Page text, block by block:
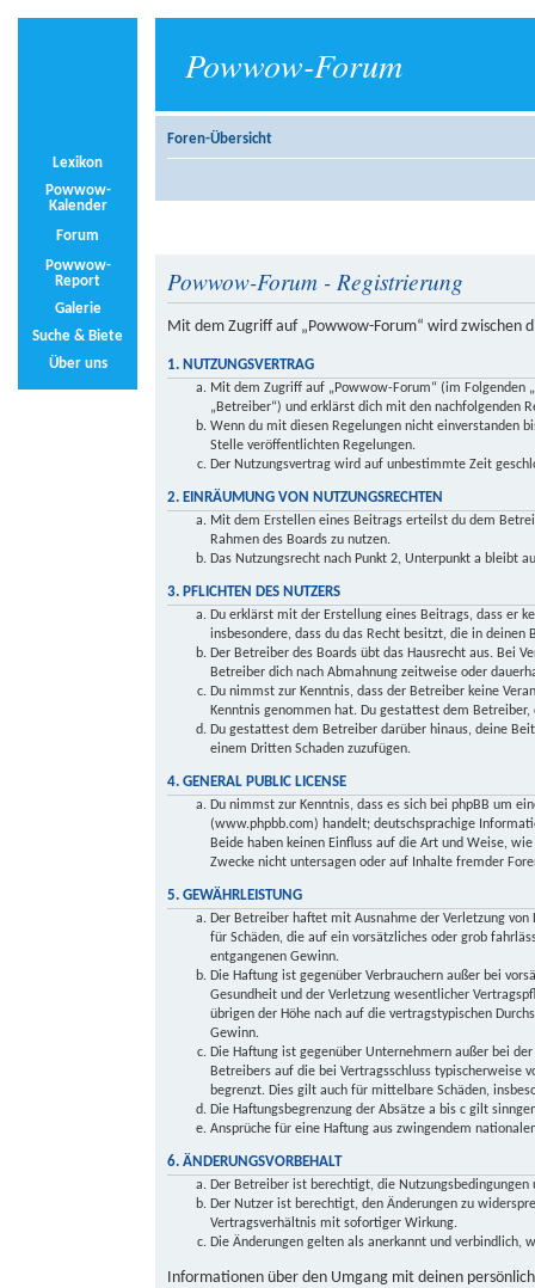
Powwow-Forum
Lexikon
Powwow-
Kalender
Forum
Powwow-
Report
Galerie
Suche & Biete
Über uns
Foren-Übersicht
Powwow-Forum - Registrierung
Mit dem Zugriff auf „Powwow-Forum“ wird zwischen
1. NUTZUNGSVERTRAG
Mit dem Zugriff auf „Powwow-Forum“ (im Folgenden
„Betreiber“) und erklärst dich mit den nachfolgenden
Wenn du mit diesen Regelungen nicht einverstanden
Stelle veröffentlichten Regelungen.
Der Nutzungsvertrag wird auf unbestimmte Zeit
2. EINRÄUMUNG VON NUTZUNGSRECHTEN
Mit dem Erstellen eines Beitrags erteilst du dem
Rahmen des Boards zu nutzen.
Das Nutzungsrecht nach Punkt 2, Unterpunkt a bleibt
3. PFLICHTEN DES NUTZERS
Du erklärst mit der Erstellung eines Beitrags, dass er
insbesondere, dass du das Recht besitzt, die in
Der Betreiber des Boards übt das Hausrecht aus. Bei
Betreiber dich nach Abmahnung zeitweise oder
Du nimmst zur Kenntnis, dass der Betreiber keine
Kenntnis genommen hat. Du gestattest dem
Du gestattest dem Betreiber darüber hinaus, deine
einem Dritten Schaden zuzufügen.
4. GENERAL PUBLIC LICENSE
Du nimmst zur Kenntnis, dass es sich bei phpBB um
(www.phpbb.com) handelt; deutschsprachige
Beide haben keinen Einfluss auf die Art und Weise,
Zwecke nicht untersagen oder auf Inhalte fremder
5. GEWÄHRLEISTUNG
Der Betreiber haftet mit Ausnahme der Verletzung
für Schäden, die auf ein vorsätzliches oder grob
entgangenen Gewinn.
Die Haftung ist gegenüber Verbrauchern außer bei
Gesundheit und der Verletzung wesentlicher
übrigen der Höhe nach auf die vertragstypischen
Gewinn.
Die Haftung ist gegenüber Unternehmern außer bei
Betreibers auf die bei Vertragsschluss typischerweise
begrenzt. Dies gilt auch für mittelbare Schäden,
Die Haftungsbegrenzung der Absätze a bis c gilt
Ansprüche für eine Haftung aus zwingendem
6. ÄNDERUNGSVORBEHALT
Der Betreiber ist berechtigt, die
Der Nutzer ist berechtigt, den Änderungen zu
Vertragsverhältnis mit sofortiger Wirkung.
Die Änderungen gelten als anerkannt und verbindlich,
Informationen über den Umgang mit deinen